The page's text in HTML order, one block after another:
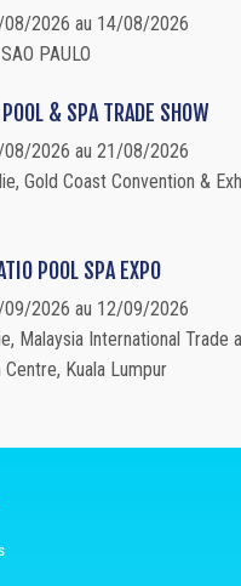
08/2026 au 14/08/2026
PAULO
& SPA TRADE SHOW
08/2026 au 21/08/2026
Gold Coast Convention &
POOL SPA EXPO
09/2026 au 12/09/2026
Malaysia International Trade
Centre, Kuala Lumpur